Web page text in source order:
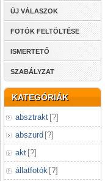
ÚJ VÁLASZOK
FOTÓK FELTÖLTÉSE
ISMERTETŐ
SZABÁLYZAT
KATEGÓRIÁK
absztrakt [?]
abszurd [?]
akt [?]
állatfotók [?]